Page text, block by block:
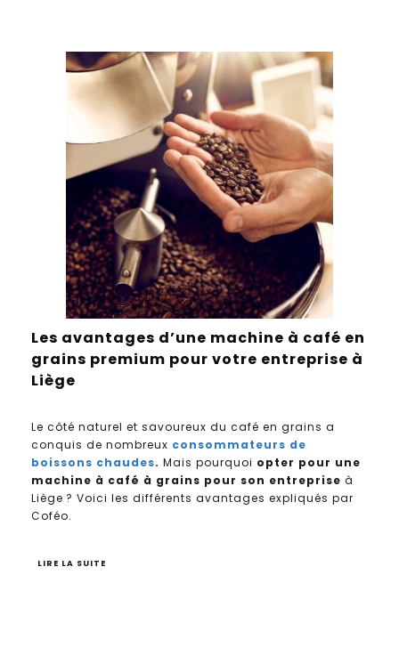
Les avantages d’une machine à café en
grains premium pour votre entreprise à
Liège
Le côté naturel et savoureux du café en grains a
conquis de nombreux consommateurs de
boissons chaudes. Mais pourquoi opter pour une
machine à café à grains pour son entreprise à
Liège ? Voici les différents avantages expliqués par
Coféo.
LIRE LA SUITE